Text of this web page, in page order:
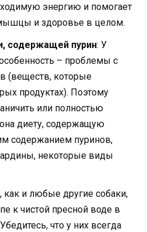
энергию и помогает
и здоровье в целом.
содержащей пурин: У
– проблемы с
(веществ, которые
продуктах). Поэтому
или полностью
диету, содержащую
содержанием пуринов,
некоторые виды
и любые другие собаки,
к чистой пресной воде в
что у них всегда